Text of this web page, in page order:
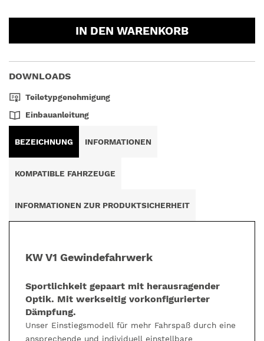
IN DEN WARENKORB
DOWNLOADS
Teiletypgenehmigung
Einbauanleitung
BEZEICHNUNG INFORMATIONEN
KOMPATIBLE FAHRZEUGE
INFORMATIONEN ZUR PRODUKTSICHERHEIT
KW V1 Gewindefahrwerk
Sportlichkeit gepaart mit herausragender
Optik. Mit werkseitig vorkonfigurierter
Dämpfung.
Unser Einstiegsmodell für mehr Fahrspaß durch eine
ansprechende und individuell einstellbare